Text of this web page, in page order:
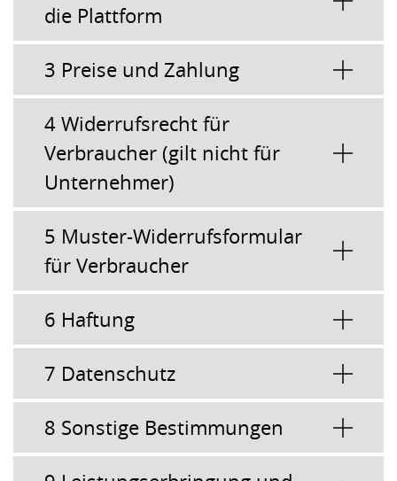
die Plattform
3 Preise und Zahlung
4 Widerrufsrecht für
Verbraucher (gilt nicht für
Unternehmer)
5 Muster-Widerrufsformular
für Verbraucher
6 Haftung
7 Datenschutz
8 Sonstige Bestimmungen